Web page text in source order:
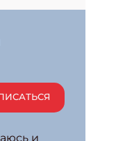
и
журнал" в подарок!